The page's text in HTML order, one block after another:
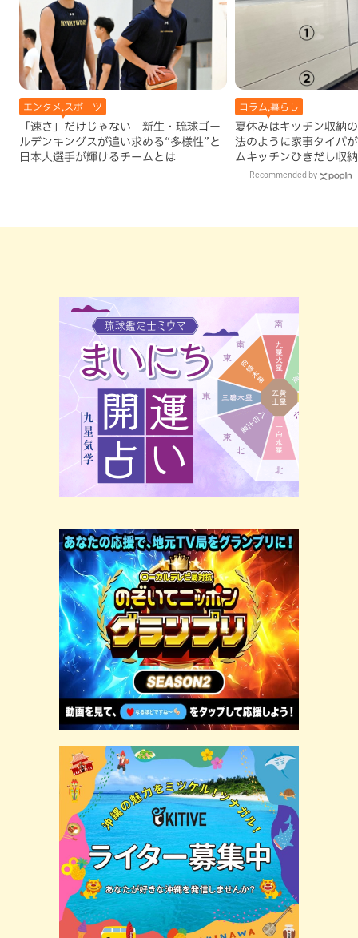
エンタメ,スポーツ
「速さ」だけじゃない 新生・琉球ゴー
ルデンキングスが追い求める“多様性”と
日本人選手が輝けるチームとは
コラム,暮らし
夏休みはキッチン収納
法のように家事タイパ
ムキッチンひきだし収
Recommended by